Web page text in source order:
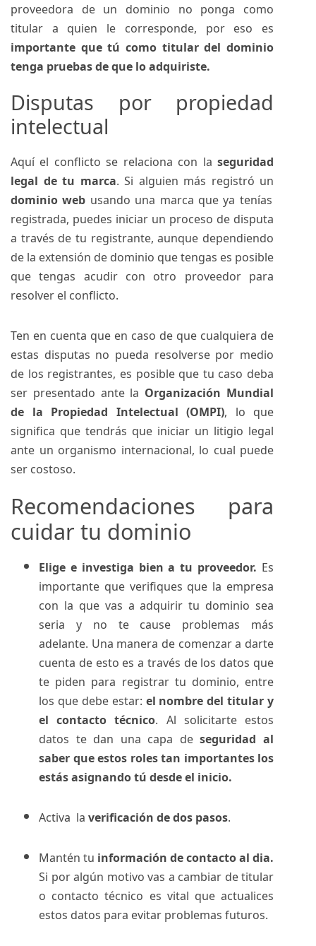
proveedora de un dominio no ponga como
titular a quien le corresponde, por eso es
importante que tú como titular del dominio
tenga pruebas de que lo adquiriste.
Disputas por propiedad
intelectual
Aquí el conflicto se relaciona con la seguridad
legal de tu marca. Si alguien más registró un
dominio web usando una marca que ya tenías
registrada, puedes iniciar un proceso de disputa
a través de tu registrante, aunque dependiendo
de la extensión de dominio que tengas es posible
que tengas acudir con otro proveedor para
resolver el conflicto.
Ten en cuenta que en caso de que cualquiera de
estas disputas no pueda resolverse por medio
de los registrantes, es posible que tu caso deba
ser presentado ante la Organización Mundial
de la Propiedad Intelectual (OMPI), lo que
significa que tendrás que iniciar un litigio legal
ante un organismo internacional, lo cual puede
ser costoso.
Recomendaciones para
cuidar tu dominio
Elige e investiga bien a tu proveedor. Es
importante que verifiques que la empresa
con la que vas a adquirir tu dominio sea
seria y no te cause problemas más
adelante. Una manera de comenzar a darte
cuenta de esto es a través de los datos que
te piden para registrar tu dominio, entre
los que debe estar: el nombre del titular y
el contacto técnico. Al solicitarte estos
datos te dan una capa deseguridad al
saber que estos roles tan importantes los
estás asignando tú desde el inicio.
Activa la verificación de dos pasos.
Mantén tu información de contacto al dia.
Si por algún motivo vas a cambiar de titular
o contacto técnico es vital que actualices
estos datos para evitar problemas futuros.